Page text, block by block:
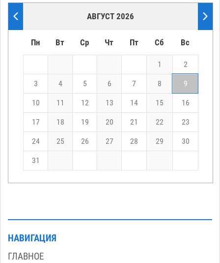
АВГУСТ 2026
Пн Вт Ср Чт Пт Сб Вс
1 2
3 4 5 6 7 8 9
10 11 12 13 14 15 16
17 18 19 20 21 22 23
24 25 26 27 28 29 30
31
НАВИГАЦИЯ
ГЛАВНОЕ